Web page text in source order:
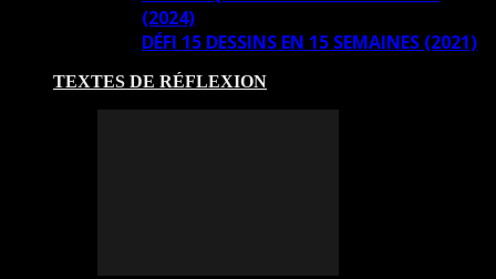
(2024)
DÉFI 15 DESSINS EN 15 SEMAINES (2021)
TEXTES DE RÉFLEXION